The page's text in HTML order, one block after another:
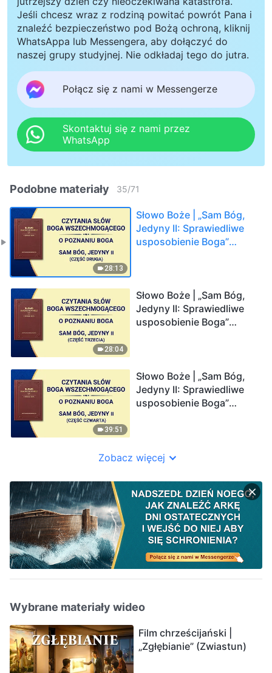
Jeśli chcesz wraz z rodziną powitać powrót Pana i
znaleźć bezpieczeństwo pod Bożą ochroną, kliknij
WhatsAppa lub Messengera, aby dołączyć do
naszej grupy studyjnej. Nie odkładaj tego do jutra.
Połącz się z nami w Messengerze
Skontaktuj się z nami przez
WhatsApp
Podobne materiały 35/71
28:13
Słowo Boże | „Sam Bóg,
Jedyny II: Sprawiedliwe
usposobienie Boga”
28:04
Słowo Boże | „Sam Bóg,
Jedyny II: Sprawiedliwe
usposobienie Boga”
39:51
Słowo Boże | „Sam Bóg,
Jedyny II: Sprawiedliwe
usposobienie Boga”
Zobacz więcej
Wybrane materiały wideo
Film chrześcijański |
„Zgłębianie” (Zwiastun)